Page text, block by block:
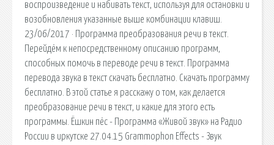
воспроизведение и набивать текст, используя для остановки и
возобновления указанные выше комбинации клавиш.
23/06/2017 · Программа преобразования речи в текст.
Перейдём к непосредственному описанию программ,
способных помочь в переводе речи в текст. Программа
перевода звука в текст скачать бесплатно. Скачать программу
бесплатно. В этой статье я расскажу о том, как делается
преобразование речи в текст, и какие для этого есть
программы. Ёшкин пёс - Программа «Живой звук» на Радио
России в иркутске 27.04.15 Grammophon Effects - Звук